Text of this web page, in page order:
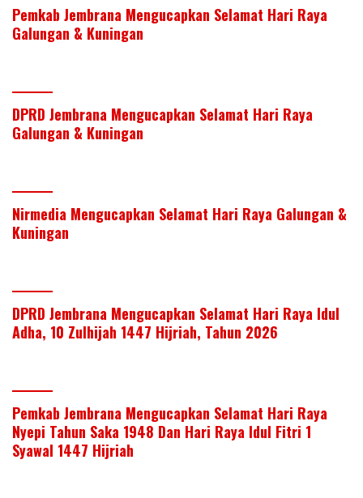
Pemkab Jembrana Mengucapkan Selamat Hari Raya
Galungan & Kuningan
DPRD Jembrana Mengucapkan Selamat Hari Raya
Galungan & Kuningan
Nirmedia Mengucapkan Selamat Hari Raya Galungan &
Kuningan
DPRD Jembrana Mengucapkan Selamat Hari Raya Idul
Adha, 10 Zulhijah 1447 Hijriah, Tahun 2026
Pemkab Jembrana Mengucapkan Selamat Hari Raya
Nyepi Tahun Saka 1948 Dan Hari Raya Idul Fitri 1
Syawal 1447 Hijriah